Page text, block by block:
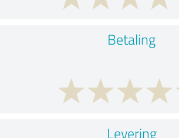
Betaling
Levering